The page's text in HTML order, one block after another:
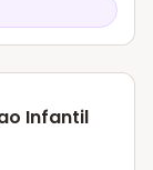
Infantil